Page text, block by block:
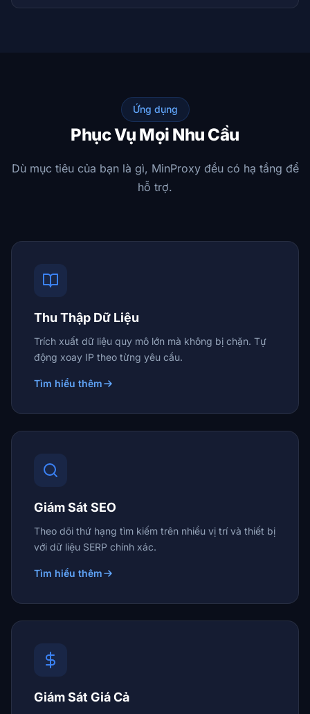
Ứng dụng
Phục Vụ Mọi Nhu Cầu
Dù mục tiêu của bạn là gì, MinProxy đều có hạ tầng để
hỗ trợ.
Thu Thập Dữ Liệu
Trích xuất dữ liệu quy mô lớn mà không bị chặn. Tự
động xoay IP theo từng yêu cầu.
Tìm hiểu thêm
Giám Sát SEO
Theo dõi thứ hạng tìm kiếm trên nhiều vị trí và thiết bị
với dữ liệu SERP chính xác.
Tìm hiểu thêm
Giám Sát Giá Cả